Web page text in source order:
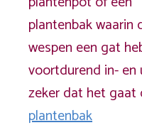
plantenbak waarin
wespen een gat
voortdurend in- en
zeker dat het gaat
plantenbak